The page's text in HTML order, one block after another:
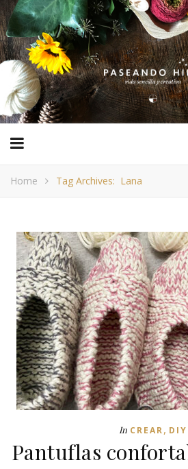
Home Tag Archives: Lana
In CREAR, DIY
Pantuflas